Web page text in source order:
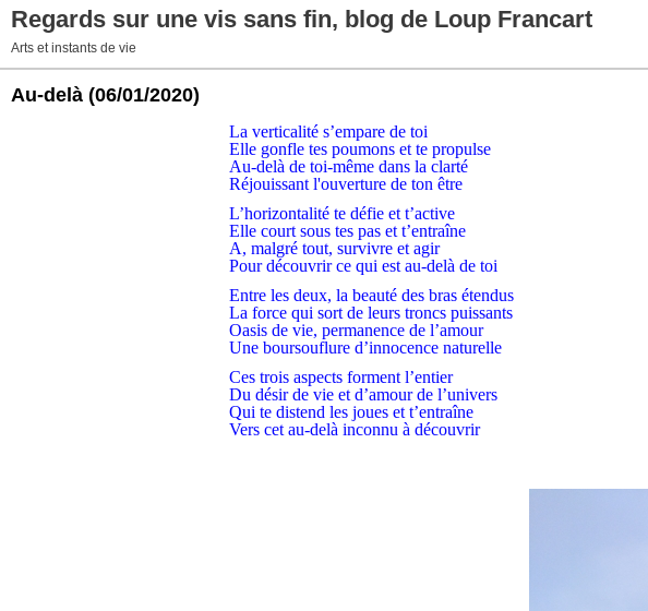
Regards sur une vis sans fin, blog de Loup Francart
Arts et instants de vie
Au-delà (06/01/2020)
La verticalité s’empare de toi
Elle gonfle tes poumons et te propulse
Au-delà de toi-même dans la clarté
Réjouissant l'ouverture de ton être
L’horizontalité te défie et t’active
Elle court sous tes pas et t’entraîne
A, malgré tout, survivre et agir
Pour découvrir ce qui est au-delà de toi
Entre les deux, la beauté des bras étendus
La force qui sort de leurs troncs puissants
Oasis de vie, permanence de l’amour
Une boursouflure d’innocence naturelle
Ces trois aspects forment l’entier
Du désir de vie et d’amour de l’univers
Qui te distend les joues et t’entraîne
Vers cet au-delà inconnu à découvrir